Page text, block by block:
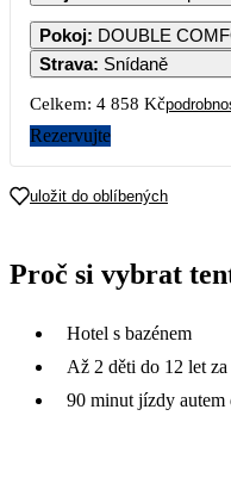
1
7 8
14
2 429 2 429 2
21 22
28 29
Pokoj: DOUBLE
Strava: Snídaně
Celkem: 4 858 Kč
Rezervujte
uložit do oblíbených
Proč si vybrat
Hotel s bazénem
Až 2 děti do 12 let
90 minut jízdy autem